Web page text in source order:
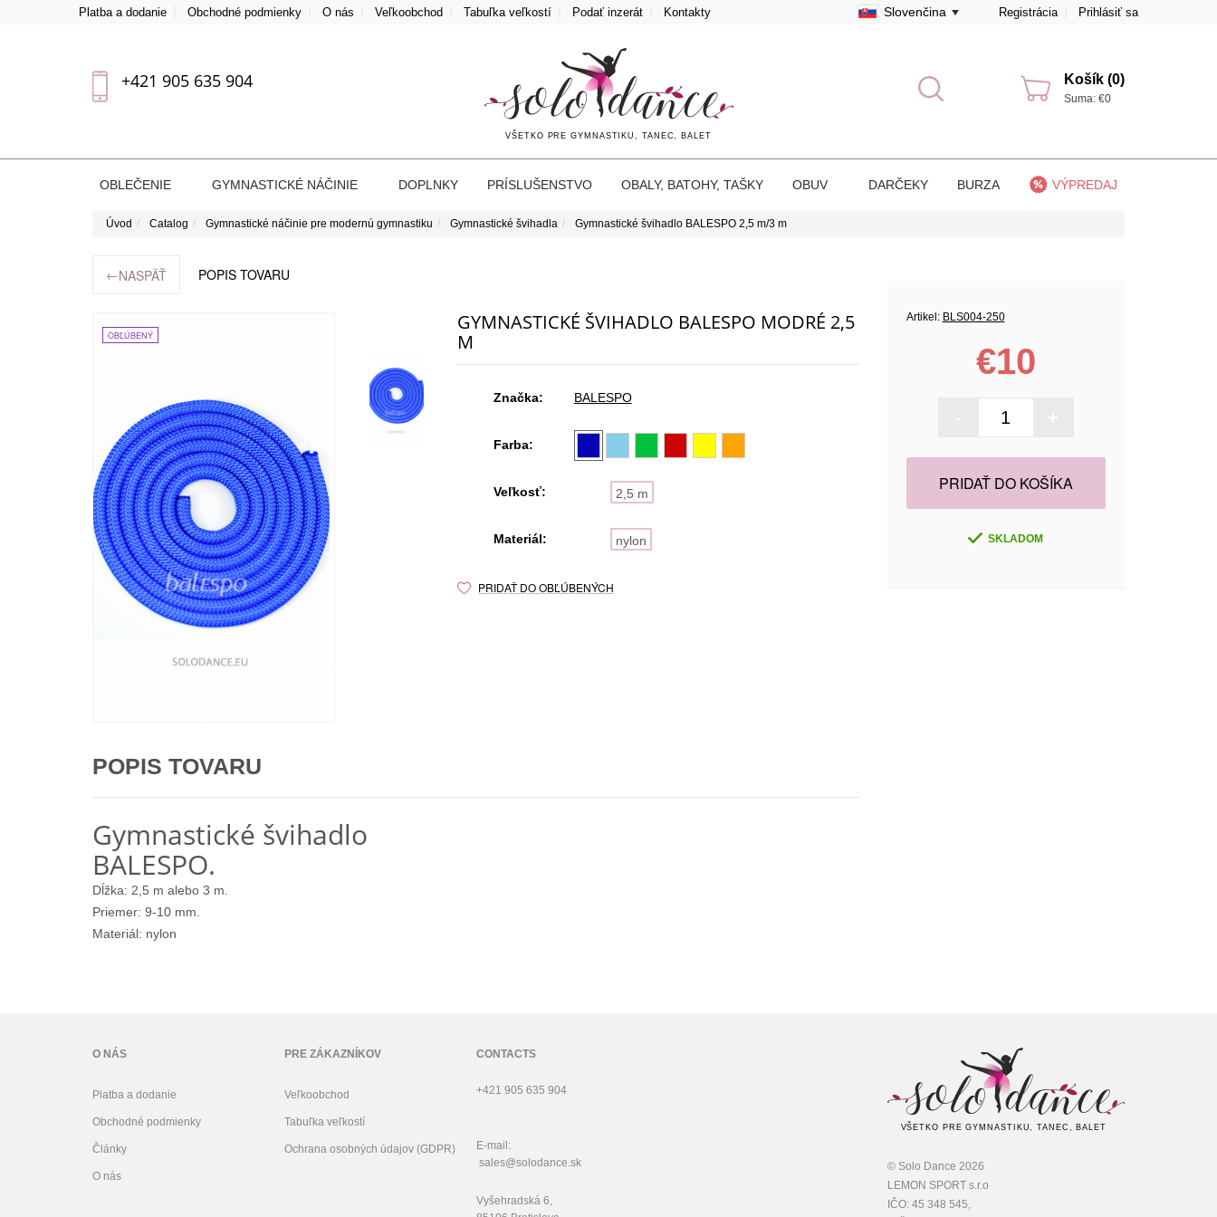
Platba a dodanie Obchodné podmienky O nás Veľkoobchod Tabuľka veľkostí Podať inzerát Kontakty Slovenčina Registrácia Prihlásiť sa
+421 905 635 904
VŠETKO PRE GYMNASTIKU, TANEC, BALET
Košík (0)
Suma: €0
OBLEČENIE GYMNASTICKÉ NÁČINIE DOPLNKY PRÍSLUŠENSTVO OBALY, BATOHY, TAŠKY OBUV DARČEKY BURZA VÝPREDAJ
Úvod Catalog Gymnastické náčinie pre modernú gymnastiku Gymnastické švihadla Gymnastické švihadlo BALESPO 2,5 m/3 m
←NASPÄŤ POPIS TOVARU
OBĽÚBENÝ
GYMNASTICKÉ ŠVIHADLO BALESPO MODRÉ 2,5
M
Značka: BALESPO
Farba:
Veľkosť: 2,5 m
Materiál: nylon
PRIDAŤ DO OBĽÚBENÝCH
POPIS TOVARU
Gymnastické švihadlo
BALESPO.
Dĺžka: 2,5 m alebo 3 m.
Priemer: 9-10 mm.
Materiál: nylon
Artikel: BLS004-250
€10
PRIDAŤ DO KOŠÍKA
SKLADOM
O NÁS
Platba a dodanie
Obchodné podmienky
Články
O nás
PRE ZÁKAZNÍKOV
Veľkoobchod
Tabuľka veľkostí
Ochrana osobných údajov (GDPR)
CONTACTS
+421 905 635 904
E-mail:
sales@solodance.sk
Vyšehradská 6,
VŠETKO PRE GYMNASTIKU, TANEC, BALET
© Solo Dance 2026
LEMON SPORT s.r.o
IČO: 45 348 545,